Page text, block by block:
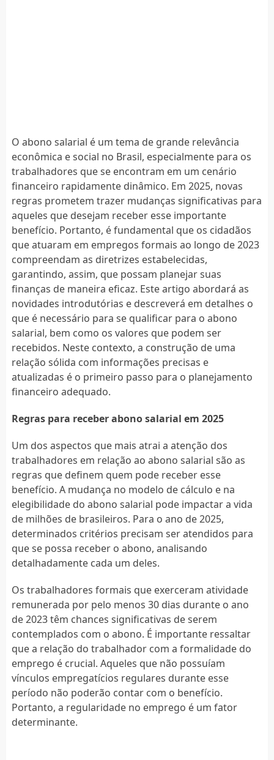
O abono salarial é um tema de grande relevância
econômica e social no Brasil, especialmente para os
trabalhadores que se encontram em um cenário
financeiro rapidamente dinâmico. Em 2025, novas
regras prometem trazer mudanças significativas para
aqueles que desejam receber esse importante
benefício. Portanto, é fundamental que os cidadãos
que atuaram em empregos formais ao longo de 2023
compreendam as diretrizes estabelecidas,
garantindo, assim, que possam planejar suas
finanças de maneira eficaz. Este artigo abordará as
novidades introdutórias e descreverá em detalhes o
que é necessário para se qualificar para o abono
salarial, bem como os valores que podem ser
recebidos. Neste contexto, a construção de uma
relação sólida com informações precisas e
atualizadas é o primeiro passo para o planejamento
financeiro adequado.
Regras para receber abono salarial em 2025
Um dos aspectos que mais atrai a atenção dos
trabalhadores em relação ao abono salarial são as
regras que definem quem pode receber esse
benefício. A mudança no modelo de cálculo e na
elegibilidade do abono salarial pode impactar a vida
de milhões de brasileiros. Para o ano de 2025,
determinados critérios precisam ser atendidos para
que se possa receber o abono, analisando
detalhadamente cada um deles.
Os trabalhadores formais que exerceram atividade
remunerada por pelo menos 30 dias durante o ano
de 2023 têm chances significativas de serem
contemplados com o abono. É importante ressaltar
que a relação do trabalhador com a formalidade do
emprego é crucial. Aqueles que não possuíam
vínculos empregatícios regulares durante esse
período não poderão contar com o benefício.
Portanto, a regularidade no emprego é um fator
determinante.